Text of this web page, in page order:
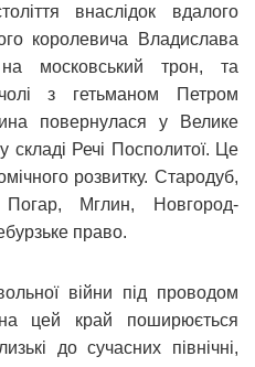
внаслідок вдалого
королевича Владислава
московський трон, та
з гетьманом Петром
повернулася у Велике
складі Речі Посполитої. Це
розвитку. Стародуб,
Мглин, Новгород-
право.
війни під проводом
цей край поширюється
до сучасних північні,